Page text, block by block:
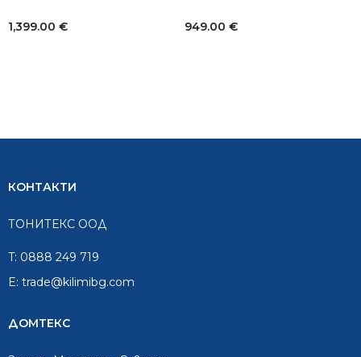
1,399.00 € 949.00 €
КОНТАКТИ
ТОНИТЕКС ООД
T: 0888 249 719
E: trade@kilimibg.com
ДОМТЕКС